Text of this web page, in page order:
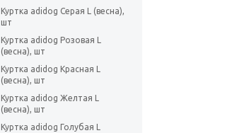
Куртка adidog Серая L (весна),
шт
Куртка adidog Розовая L
(весна), шт
Куртка adidog Красная L
(весна), шт
Куртка adidog Желтая L
(весна), шт
Куртка adidog Голубая L